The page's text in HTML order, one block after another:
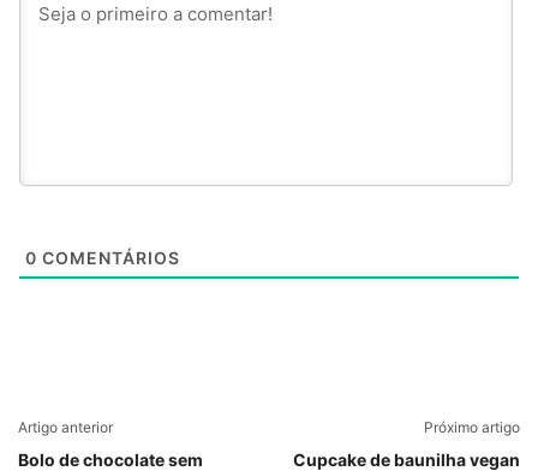
0 COMENTÁRIOS
Artigo anterior
Bolo de chocolate sem
Próximo artigo
Cupcake de baunilha vegan